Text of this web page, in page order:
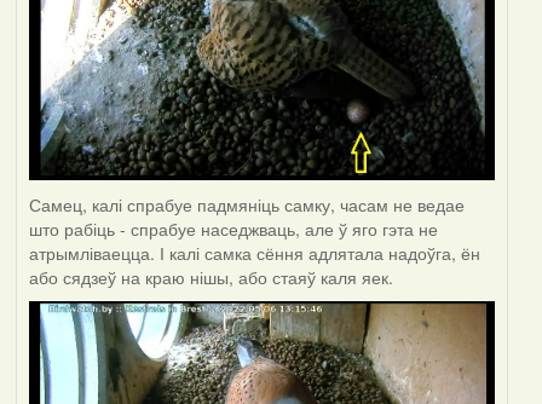
Самец, калі спрабуе падмяніць самку, часам не ведае
што рабіць - спрабуе наседжваць, але ў яго гэта не
атрымліваецца. І калі самка сёння адлятала надоўга, ён
або сядзеў на краю нішы, або стаяў каля яек.